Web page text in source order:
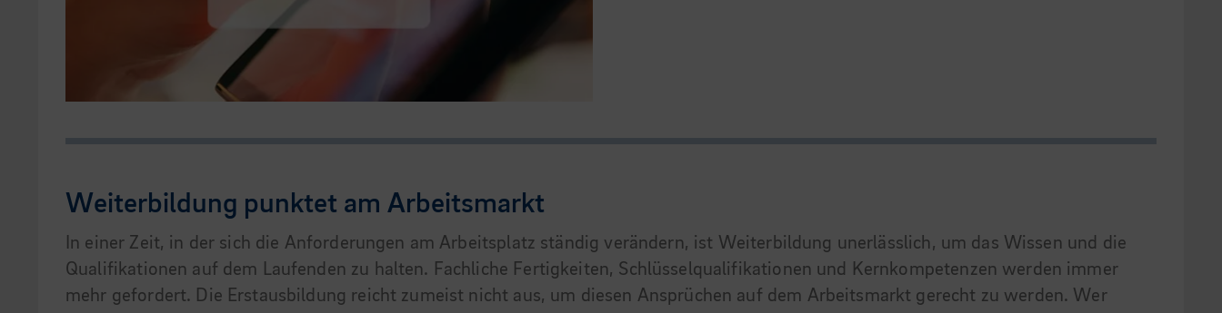
Weiterbildung punktet am Arbeitsmarkt
In einer Zeit, in der sich die Anforderungen am Arbeitsplatz ständig verändern, ist Weiterbildung unerlässlich, um das Wissen und die
Qualifikationen auf dem Laufenden zu halten. Fachliche Fertigkeiten, Schlüsselqualifikationen und Kernkompetenzen werden immer
mehr gefordert. Die Erstausbildung reicht zumeist nicht aus, um diesen Ansprüchen auf dem Arbeitsmarkt gerecht zu werden. Wer